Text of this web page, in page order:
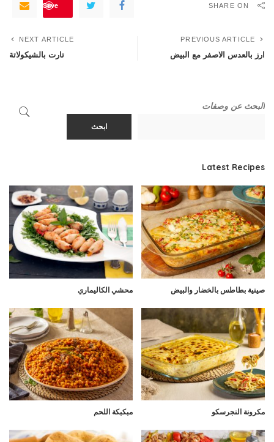
SHARE ON
Save
PREVIOUS ARTICLE
ارز بالعدس الاصفر مع البيض
NEXT ARTICLE
تارت بالشيكولاتة
البحث عن وصفات
ابحث
Latest Recipes
صينية بطاطس بالخضار والبيض محشي الكاليماري
مكرونة النجرسكو مبكبكة اللحم